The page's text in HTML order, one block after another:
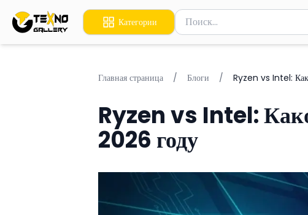
Категории
Поиск товаров
Введите минимум 2 символа
Главная страница / Блоги / Ryzen vs Intel:
Ryzen vs Intel:
2026 году